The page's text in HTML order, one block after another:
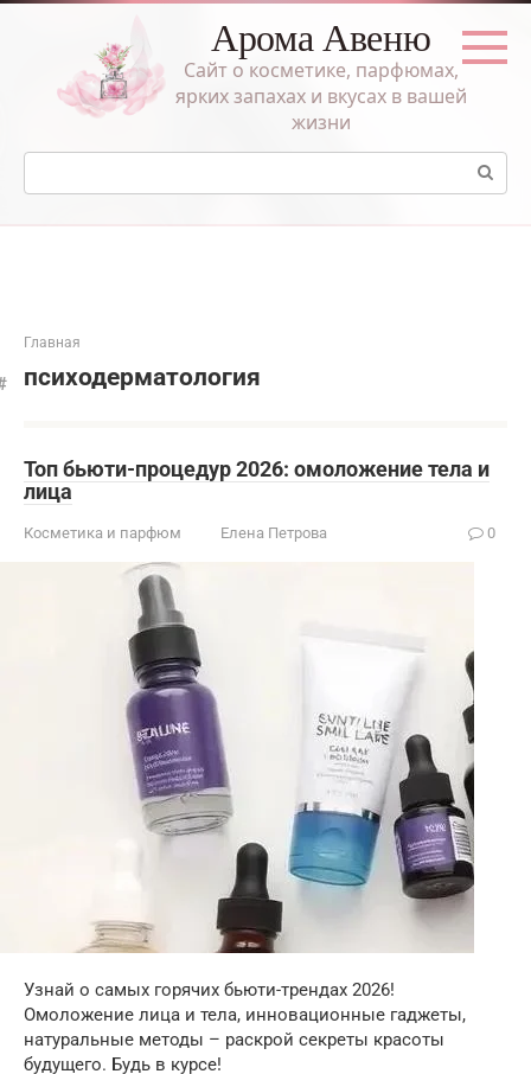
Перейти
Арома Авеню
Сайт о косметике, парфюмах,
ярких запахах и вкусах в вашей
жизни
Поиск:
Главная
психодерматология
Топ бьюти-процедур 2026: омоложение тела и
лица
Косметика и парфюм Елена Петрова 0
Узнай о самых горячих бьюти-трендах 2026!
Омоложение лица и тела, инновационные гаджеты,
натуральные методы – раскрой секреты красоты
будущего. Будь в курсе!